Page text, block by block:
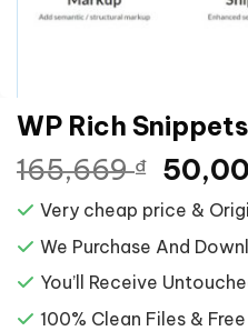
WP Rich Snippets
165,669₫ Giá
gốc
là:
Very cheap price &
We Purchase And
You’ll Receive
100% Clean Files &